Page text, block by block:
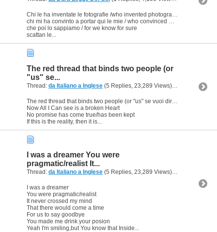
Chi le ha inventate le fotografie /who invented photographies
chi mi ha convinto a portar qui le mie / who convinced me to bring mine here
che poi lo sappiamo / for we know for sure
scattan le...
The red thread that binds two people (or
"us" se...
Thread: da Italiano a Inglese (5 Replies, 23,289 Views) by
Now All I Can see is a broken Heart
No promise has come true/has been kept
If this is the reality, then it is...
I was a dreamer You were
pragmatic/realist It...
Thread: da Italiano a Inglese (5 Replies, 23,289 Views) by
I was a dreamer
You were pragmatic/realist
It never crossed my mind
That there would come a time
For us to say goodbye
You made me drink your posion
Yeah I'm smiling,but You know that Inside...